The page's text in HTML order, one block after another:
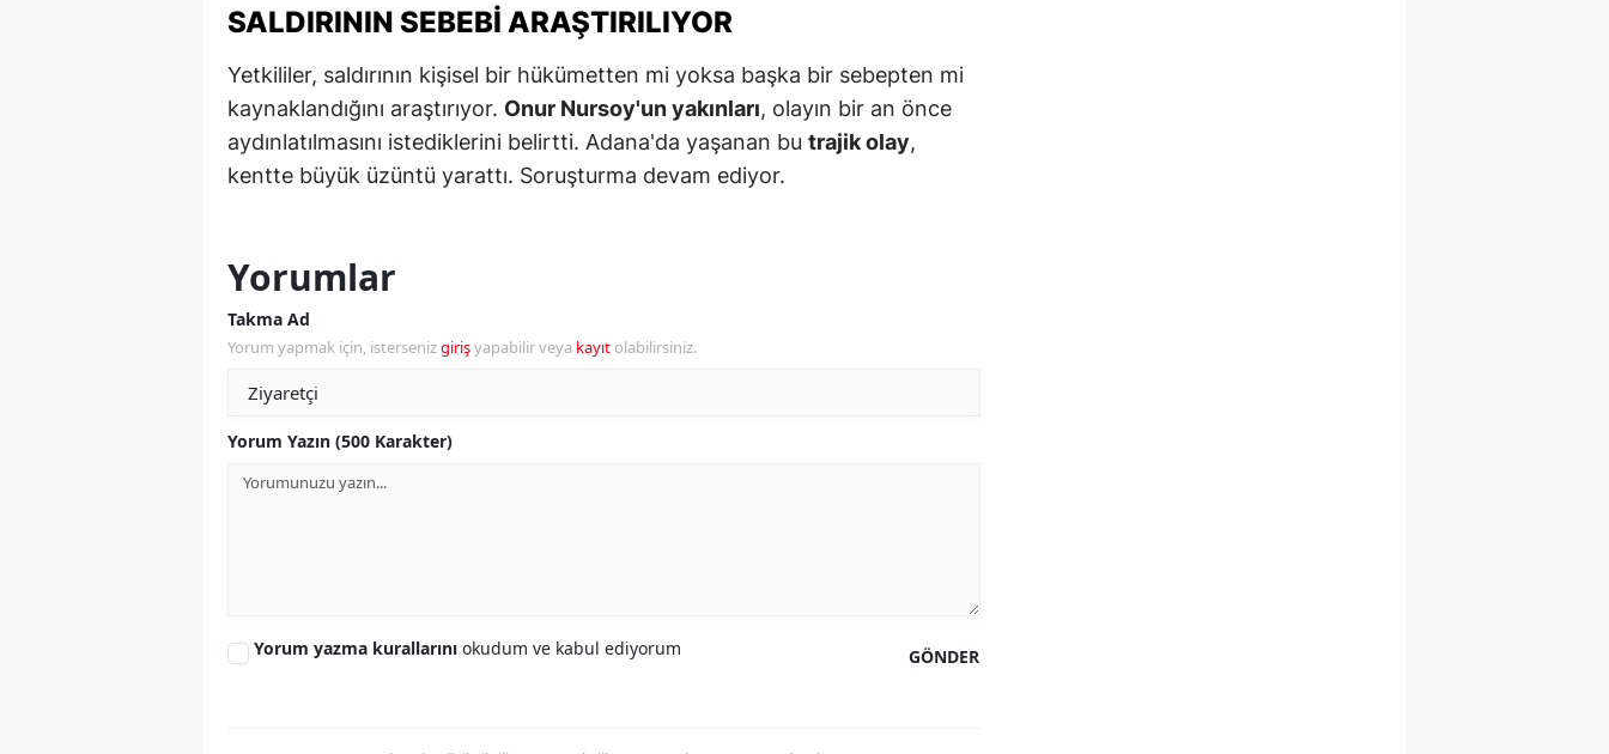
Batman
Şırnak
Bartın
Ardahan
SALDIRININ SEBEBI ARAŞTIRILIYOR
Yetkililer, saldırının kişisel bir hükümetten mi yoksa başka bir sebepten mi
kaynaklandığını araştırıyor. Onur Nursoy'un yakınları, olayın bir an önce
aydınlatılmasını istediklerini belirtti. Adana'da yaşanan bu trajik olay,
kentte büyük üzüntü yarattı. Soruşturma devam ediyor.
Yorumlar
Takma Ad
Yorum yapmak için, istersenizgirişyapabilir veya kayıt olabilirsiniz.
Yorum Yazın (500 Karakter)
GÖNDER
Yorum yazma kurallarını okudum ve kabul ediyorum